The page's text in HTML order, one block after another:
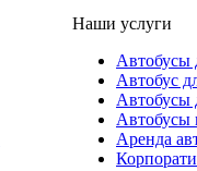
Наши услуги
Автобусы
Автобус
Автобусы
Автобусы
Аренда